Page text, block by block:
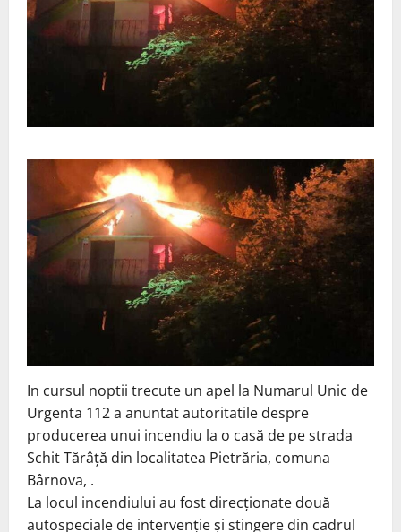
In cursul noptii trecute un apel la Numarul Unic de
Urgenta 112 a anuntat autoritatile despre
producerea unui incendiu la o casă de pe strada
Schit Tărâță din localitatea Pietrăria, comuna
Bârnova, .
La locul incendiului au fost direcționate două
autospeciale de intervenție și stingere din cadrul